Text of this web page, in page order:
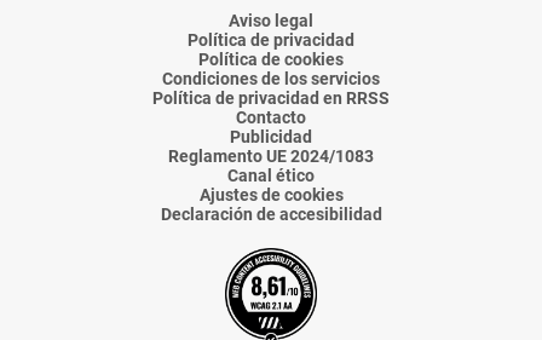
AlmeríaAlmeríaAlmería
Almería
Aviso legal
Política de privacidad
Política de cookies
Condiciones de los servicios
Política de privacidad en RRSS
Contacto
Publicidad
Reglamento UE 2024/1083
Canal ético
Ajustes de cookies
Declaración de accesibilidad